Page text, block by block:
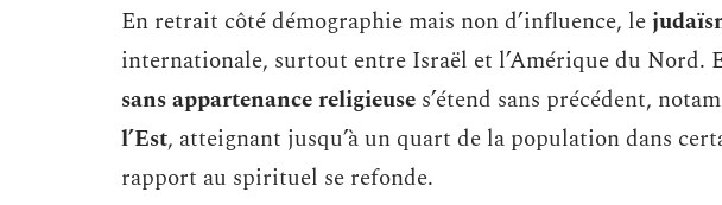
En retrait côté démographie mais non d’influence, le
internationale, surtout entre Israël et l’Amérique du Nord.
sans appartenance religieuse s’étend sans précédent,
l’Est, atteignant jusqu’à un quart de la population dans
rapport au spirituel se refonde.